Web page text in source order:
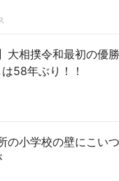
大相撲令和最初の優
58年ぶり！！
の小学校の壁にこい